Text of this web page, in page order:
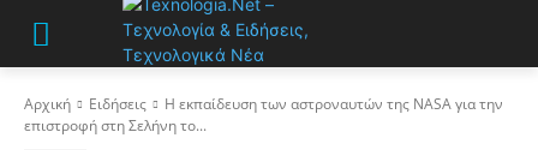
Αρχική Ειδήσεις
Η εκπαίδευση των αστροναυτών της NASA για την
επιστροφή στη Σελήνη το...